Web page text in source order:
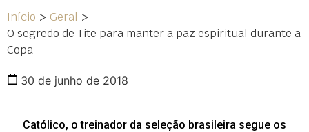
Início > Geral >
O segredo de Tite para manter a paz espiritual durante a
Copa
30 de junho de 2018
Católico, o treinador da seleção brasileira segue os